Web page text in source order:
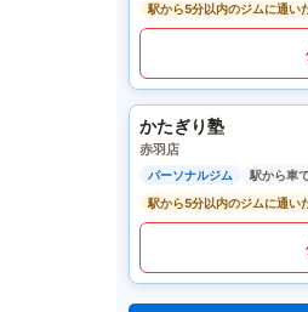
駅から5分以内のジムに通い
かたぎり塾
赤羽店
パーソナルジム
駅から車
駅から5分以内のジムに通い